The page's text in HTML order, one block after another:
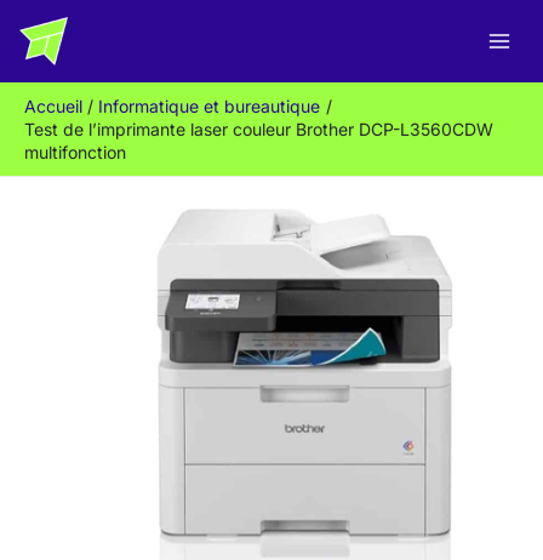
Accueil
Informatique et bureautique
Test de l’imprimante laser couleur Brother DCP-L3560CDW
multifonction
e
c
h
e